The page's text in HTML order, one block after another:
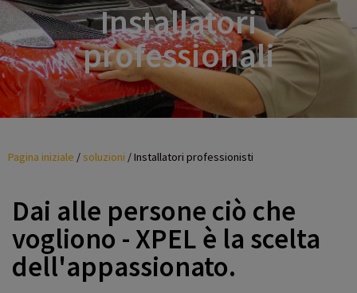
Installatori
professionali
Pagina iniziale /soluzioni /Installatori professionisti
Dai alle persone ciò che
vogliono - XPEL è la scelta
dell'appassionato.